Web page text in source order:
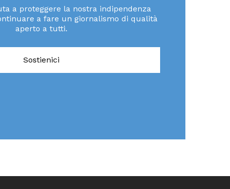
a proteggere la nostra indipendenza
a fare un giornalismo di qualità
aperto a tutti.
Sostienici